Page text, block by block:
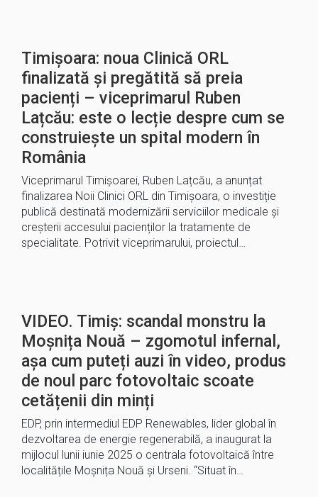
Timișoara: noua Clinică ORL
finalizată și pregătită să preia
pacienți – viceprimarul Ruben
Lațcău: este o lecție despre cum se
construiește un spital modern în
România
Viceprimarul Timișoarei, Ruben Lațcău, a anunțat
finalizarea Noii Clinici ORL din Timișoara, o investiție
publică destinată modernizării serviciilor medicale și
creșterii accesului pacienților la tratamente de
specialitate. Potrivit viceprimarului, proiectul…
VIDEO. Timiș: scandal monstru la
Moșnița Nouă – zgomotul infernal,
așa cum puteți auzi în video, produs
de noul parc fotovoltaic scoate
cetățenii din minți
EDP, prin intermediul EDP Renewables, lider global în
dezvoltarea de energie regenerabilă, a inaugurat la
mijlocul lunii iunie 2025 o centrala fotovoltaică între
localitățile Moșnița Nouă și Urseni. “Situat în…